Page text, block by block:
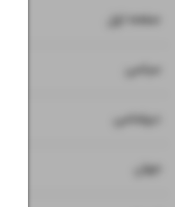
صفحه اول
سیاسی
دیپلماسی
جهان